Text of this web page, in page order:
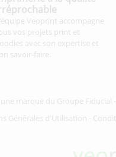
Veoprint accompagne
vos projets print et
avec son expertise et
savoir-faire.
marque du Groupe Fiducial
Générales d'Utilisation -